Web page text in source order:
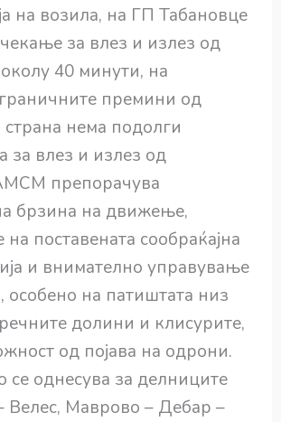
на возила, на ГП Табановце
за влез и излез од
40 минути, на
премини од
нема подолги
за влез и излез од
препорачува
брзина на движење,
поставената сообраќајна
и внимателно управување
особено на патиштата низ
долини и клисурите,
од појава на одрони.
се однесува за делниците
Велес, Маврово – Дебар –